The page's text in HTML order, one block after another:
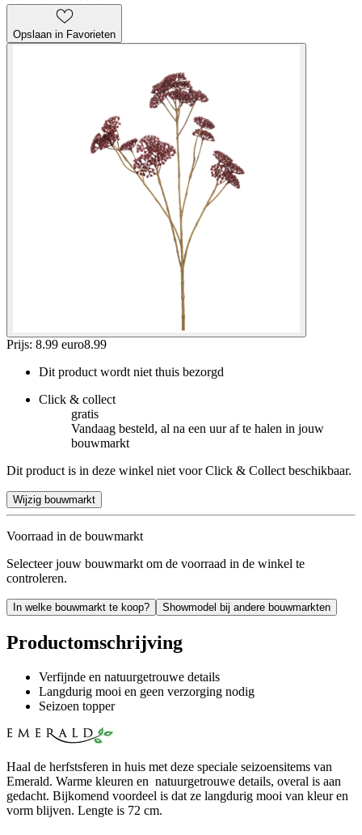
Opslaan in Favorieten
Prijs: 8.99 euro8.99
Dit product wordt niet thuis bezorgd
Click & collect
gratis
Vandaag besteld, al na een uur af te halen in jouw
bouwmarkt
Dit product is in deze winkel niet voor Click & Collect beschikbaar.
Wijzig bouwmarkt
Voorraad in de bouwmarkt
Selecteer jouw bouwmarkt om de voorraad in de winkel te
controleren.
In welke bouwmarkt te koop? Showmodel bij andere bouwmarkten
Productomschrijving
Verfijnde en natuurgetrouwe details
Langdurig mooi en geen verzorging nodig
Seizoen topper
Haal de herfstsferen in huis met deze speciale seizoensitems van
Emerald. Warme kleuren en natuurgetrouwe details, overal is aan
gedacht. Bijkomend voordeel is dat ze langdurig mooi van kleur en
vorm blijven. Lengte is 72 cm.